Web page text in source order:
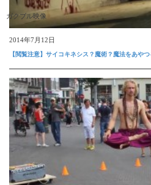
ガクブル映像
2014年7月12日
【閲覧注意】サイコキネシス？魔術？魔法をあや